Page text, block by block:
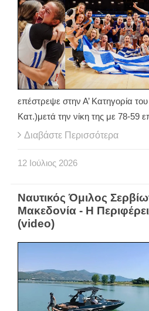
επέστρεψε στην Α’ Κατηγορία
Κατ.)μετά την νίκη της με 78-59
Διαβάστε Περισσότερα
12 Ιούλιος 2026
Ναυτικός Όμιλος
Μακεδονία - Η
(video)